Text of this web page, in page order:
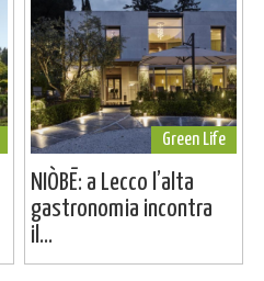
Green Life
NIÒBĒ: a Lecco l’alta
gastronomia incontra
il...